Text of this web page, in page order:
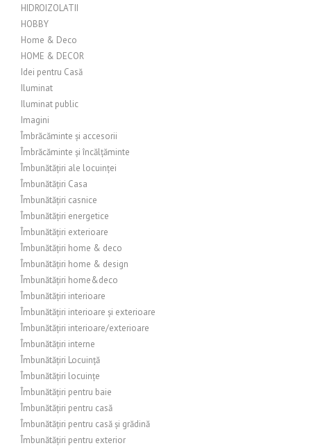
HIDROIZOLATII
HOBBY
Home & Deco
HOME & DECOR
Idei pentru Casă
Iluminat
Iluminat public
Imagini
Îmbrăcăminte și accesorii
Îmbrăcăminte și încălțăminte
Îmbunătățiri ale locuinței
Îmbunătățiri Casa
Îmbunătățiri casnice
Îmbunătățiri energetice
Îmbunătățiri exterioare
Îmbunătățiri home & deco
Îmbunătățiri home & design
Îmbunătățiri home&deco
Îmbunătățiri interioare
Îmbunătățiri interioare și exterioare
Îmbunătățiri interioare/exterioare
Îmbunătățiri interne
Îmbunătățiri Locuință
Îmbunătățiri locuințe
Îmbunătățiri pentru baie
Îmbunătățiri pentru casă
Îmbunătățiri pentru casă și grădină
Îmbunătățiri pentru exterior